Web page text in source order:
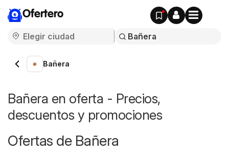
Ofertero
Bañera
Bañera en oferta - Precios,
descuentos y promociones
Ofertas de Bañera